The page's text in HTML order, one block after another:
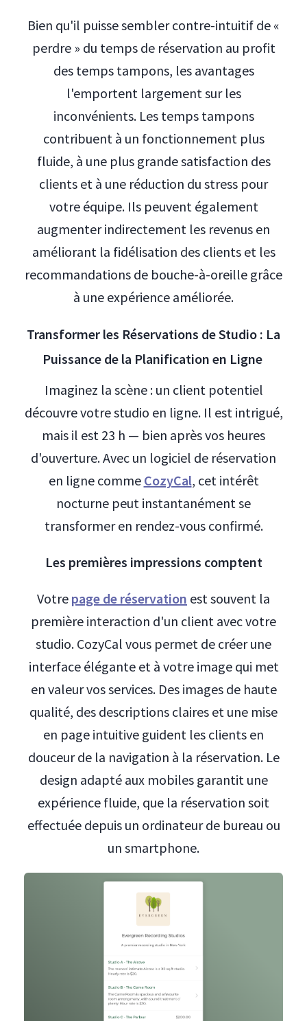
Bien qu'il puisse sembler contre-intuitif de «
perdre » du temps de réservation au profit
des temps tampons, les avantages
l'emportent largement sur les
inconvénients. Les temps tampons
contribuent à un fonctionnement plus
fluide, à une plus grande satisfaction des
clients et à une réduction du stress pour
votre équipe. Ils peuvent également
augmenter indirectement les revenus en
améliorant la fidélisation des clients et les
recommandations de bouche-à-oreille grâce
à une expérience améliorée.
Transformer les Réservations de Studio : La
Puissance de la Planification en Ligne
Imaginez la scène : un client potentiel
découvre votre studio en ligne. Il est intrigué,
mais il est 23 h — bien après vos heures
d'ouverture. Avec un logiciel de réservation
en ligne comme CozyCal, cet intérêt
nocturne peut instantanément se
transformer en rendez-vous confirmé.
Les premières impressions comptent
Votre page de réservation est souvent la
première interaction d'un client avec votre
studio. CozyCal vous permet de créer une
interface élégante et à votre image qui met
en valeur vos services. Des images de haute
qualité, des descriptions claires et une mise
en page intuitive guident les clients en
douceur de la navigation à la réservation. Le
design adapté aux mobiles garantit une
expérience fluide, que la réservation soit
effectuée depuis un ordinateur de bureau ou
un smartphone.